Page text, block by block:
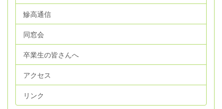
鰺高通信
同窓会
卒業生の皆さんへ
アクセス
リンク